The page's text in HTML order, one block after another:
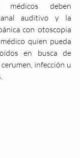
deben
auditivo y la
con otoscopia
quien pueda
en busca de
infección u